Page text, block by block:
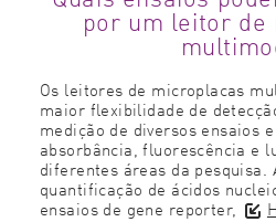
por um leitor de
Os leitores de microplacas
maior flexibilidade de
medição de diversos ensaios
absorbância, fluorescência e
diferentes áreas da pesquisa.
quantificação de ácidos
ensaios de gene reporter,